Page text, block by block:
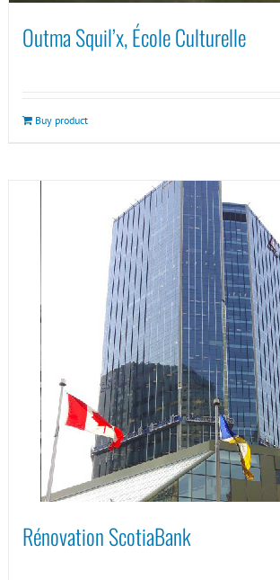
Outma Squil’x, École Culturelle
Buy product
Rénovation ScotiaBank